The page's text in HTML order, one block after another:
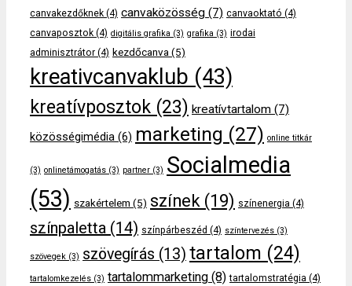
canvakezdőknek (4) canvaközösség (7) canvaoktató (4)
canvaposztok (4) digitális grafika (3) grafika (3) irodai
adminisztrátor (4) kezdőcanva(5)
kreativcanvaklub (43)
kreatívposztok (23) kreatívtartalom (7)
közösségimédia (6) marketing (27) online titkár
(3) onlinetámogatás (3) partner (3) Socialmedia
(53) szakértelem (5) színek (19) színenergia (4)
színpaletta (14) színpárbeszéd (4) színtervezés (3)
szövegek (3) szövegírás (13) tartalom (24)
tartalomkezelés (3) tartalommarketing (8) tartalomstratégia (4)